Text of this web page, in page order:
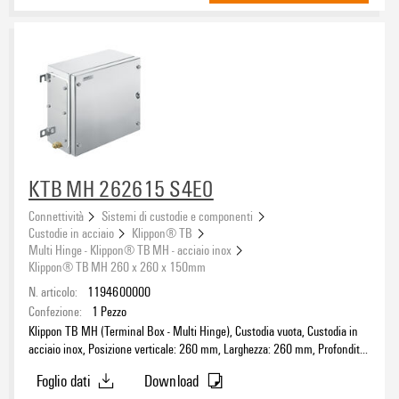
KTB MH 262615 S4E0
Connettività
Sistemi di custodie e componenti
Custodie in acciaio
Klippon® TB
Multi Hinge - Klippon® TB MH - acciaio inox
Klippon® TB MH 260 x 260 x 150mm
N. articolo:
1194600000
Confezione:
1 Pezzo
Klippon TB MH (Terminal Box - Multi Hinge), Custodia vuota, Custodia in
acciaio inox, Posizione verticale: 260 mm, Larghezza: 260 mm, Profondità:
elettrochimica, argento
Foglio dati
Download